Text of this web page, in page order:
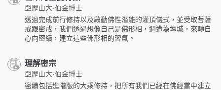
亞歷山大·伯金博士
透過完成前行修持以及啟動佛性潛能的灌頂儀式，並受取菩薩
戒跟密戒，我們透過想像自己是佛形相，週遭為壇城，來轉自
心向密續，建立這些佛形相的習氣。
理解密宗
亞歷山大·伯金博士
密續包括進階版的大乘修持，把所有我們已經在佛經當中建立